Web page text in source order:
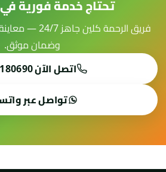
تحتاج خدمة فورية
فريق الرحمة
وضمان موثق.
اتصل الآن 0557180690
تواصل عبر